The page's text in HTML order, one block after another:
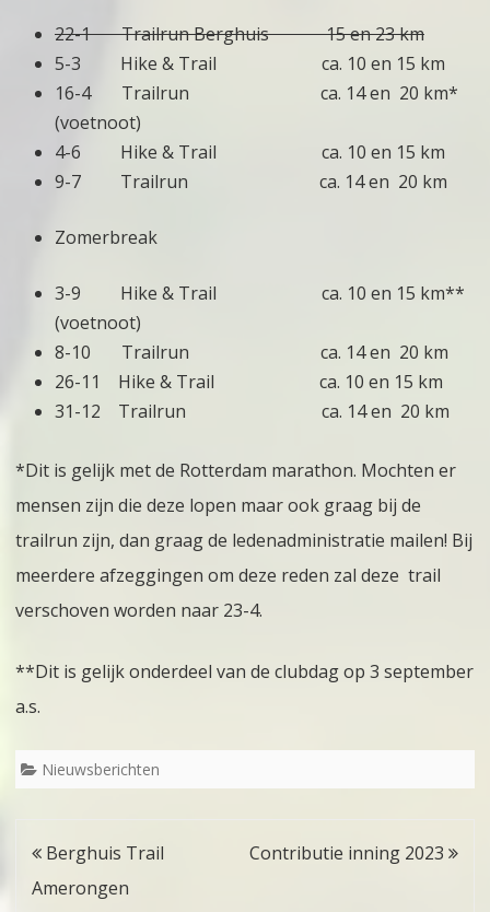
22-1 Trailrun Berghuis 15 en 23 km
5-3 Hike & Trail ca. 10 en 15 km
16-4 Trailrun ca. 14 en 20 km*
(voetnoot)
4-6 Hike & Trail ca. 10 en 15 km
9-7 Trailrun ca. 14 en 20 km
Zomerbreak
3-9 Hike & Trail ca. 10 en 15 km**
(voetnoot)
8-10 Trailrun ca. 14 en 20 km
26-11 Hike & Trail ca. 10 en 15 km
31-12 Trailrun ca. 14 en 20 km
*Dit is gelijk met de Rotterdam marathon. Mochten er
mensen zijn die deze lopen maar ook graag bij de
trailrun zijn, dan graag de ledenadministratie mailen! Bij
meerdere afzeggingen om deze reden zal deze trail
verschoven worden naar 23-4.
**Dit is gelijk onderdeel van de clubdag op 3 september
a.s.
Nieuwsberichten
Bericht
navigatie
Berghuis Trail
Amerongen
Contributie inning 2023